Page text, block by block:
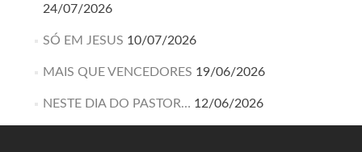
24/07/2026
SÓ EM JESUS 10/07/2026
MAIS QUE VENCEDORES 19/06/2026
NESTE DIA DO PASTOR… 12/06/2026